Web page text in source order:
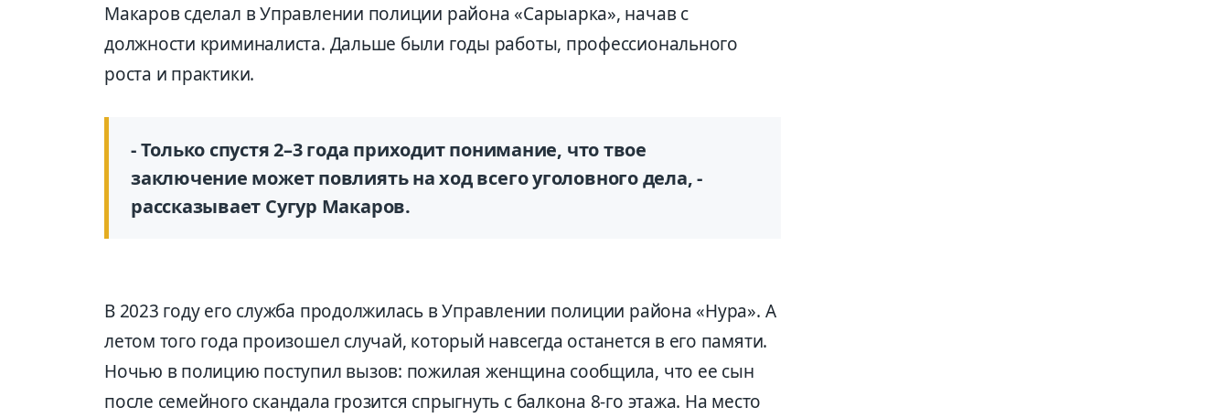
Макаров сделал в Управлении полиции района «Сарыарка», начав с
должности криминалиста. Дальше были годы работы, профессионального
роста и практики.
- Только спустя 2–3 года приходит понимание, что твое
заключение может повлиять на ход всего уголовного дела, -
рассказывает Сугур Макаров.
В 2023 году его служба продолжилась в Управлении полиции района «Нура». А
летом того года произошел случай, который навсегда останется в его памяти.
Ночью в полицию поступил вызов: пожилая женщина сообщила, что ее сын
после семейного скандала грозится спрыгнуть с балкона 8-го этажа. На место